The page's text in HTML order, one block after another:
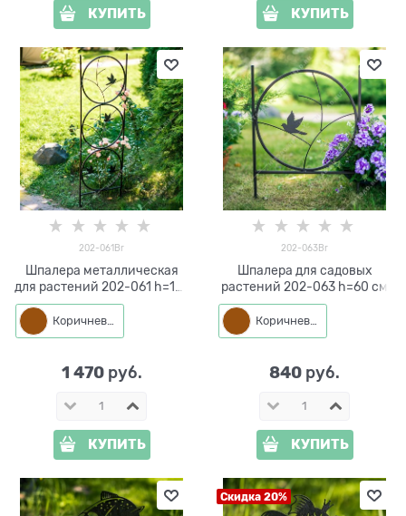
КУПИТЬ КУПИТЬ
202-061Br
Шпалера металлическая
для растений 202-061 h=135
см
Коричневый
1 470 руб.
КУПИТЬ
202-063Br
Шпалера для садовых
растений 202-063 h=60 см
Коричневый
840 руб.
КУПИТЬ
Скидка 20%